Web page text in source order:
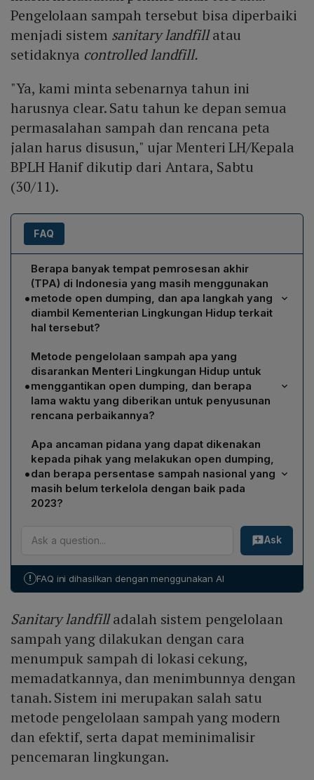
Pengelolaan sampah tersebut bisa diperbaiki
menjadi sistem sanitary landfillatau
setidaknya controlled landfill.
"Ya, kami minta sebenarnya tahun ini
harusnya clear. Satu tahun ke depan semua
permasalahan sampah dan rencana peta
jalan harus disusun," ujar Menteri LH/Kepala
BPLH Hanif dikutip dari Antara, Sabtu
(30/11).
FAQ
•
Berapa banyak tempat pemrosesan akhir
(TPA) di Indonesia yang masih menggunakan
metode open dumping, dan apa langkah yang
diambil Kementerian Lingkungan Hidup terkait
hal tersebut?
Dari total 500 TPA, lebih dari 300 masih mengelola
sampah dengan open dumping. Kementerian
Lingkungan Hidup telah mengirimkan surat kepada 306
pemerintah daerah yang masih menggunakan metode
tersebut, menuntut perbaikan pengelolaan dalam waktu
•
Metode pengelolaan sampah apa yang
disarankan Menteri Lingkungan Hidup untuk
menggantikan open dumping, dan berapa
lama waktu yang diberikan untuk penyusunan
rencana perbaikannya?
Menteri Hanif Faisol Nurofiq menyarankan agar TPA
beralih ke sanitary landfill atau setidaknya controlled
landfill. Pemerintah daerah diberi waktu satu tahun
untuk menyusun rencana perbaikan dan peta jalan
pengelolaan sampah yang baru.
•
Apa ancaman pidana yang dapat dikenakan
kepada pihak yang melakukan open dumping,
dan berapa persentase sampah nasional yang
masih belum terkelola dengan baik pada
2023?
Menurut UU No.18/2008 dan UU No.32/2009, pelaku
open dumping dapat dikenakan sanksi pidana berat
karena dianggap kelalaian atau kesengajaan yang
menunjukkan bahwa 38,38 % sampah di Indonesia
Ask
! FAQ ini dihasilkan dengan menggunakan AI
Sanitary landfilladalah sistem pengelolaan
sampah yang dilakukan dengan cara
menumpuk sampah di lokasi cekung,
memadatkannya, dan menimbunnya dengan
tanah. Sistem ini merupakan salah satu
metode pengelolaan sampah yang modern
dan efektif, serta dapat meminimalisir
pencemaran lingkungan.